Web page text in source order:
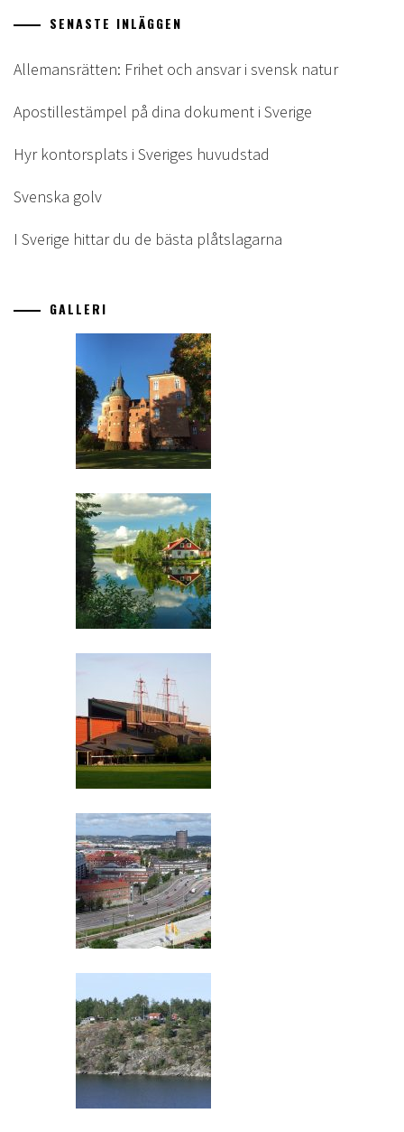
SENASTE INLÄGGEN
Allemansrätten: Frihet och ansvar i svensk natur
Apostillestämpel på dina dokument i Sverige
Hyr kontorsplats i Sveriges huvudstad
Svenska golv
I Sverige hittar du de bästa plåtslagarna
GALLERI